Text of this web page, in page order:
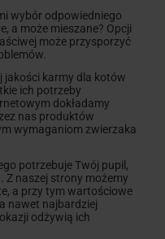
wybór odpowiedniego
a może mieszane? Opcji
może przysporzyć
jakości karmy dla kotów
ich potrzeby
dokładamy
nas produktów
wymaganiom zwierzaka
potrzebuje Twój pupil,
Z naszej strony możemy
a przy tym wartościowe
nawet najbardziej
odżywią ich